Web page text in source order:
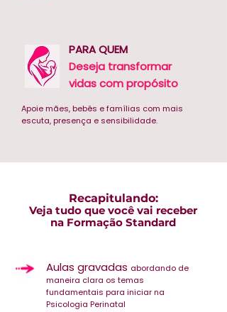
PARA QUEM
Deseja transformar
vidas com propósito
Apoie mães, bebês e famílias com mais
escuta, presença e sensibilidade.
Recapitulando:
Veja tudo que você vai receber
na Formação Standard
Aulas gravadas abordando de
maneira clara os temas
fundamentais para iniciar na
Psicologia Perinatal